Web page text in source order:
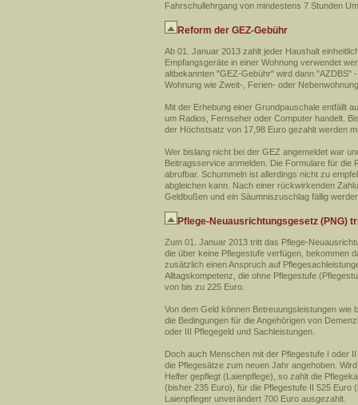
Fahrschullehrgang von mindestens 7 Stunden
Reform der GEZ-Gebühr
Ab 01. Januar 2013 zahlt jeder Haushalt
Empfangsgeräte in einer Wohnung verwendet
altbekannten "GEZ-Gebühr" wird dann
Wohnung wie Zweit-, Ferien- oder
Mit der Erhebung einer Grundpauschale entfällt
um Radios, Fernseher oder Computer handelt.
der Höchstsatz von 17,98 Euro gezahlt werden
Wer bislang nicht bei der GEZ angemeldet war
Beitragsservice anmelden. Die Formulare für die
abrufbar. Schummeln ist allerdings nicht zu
abgleichen kann. Nach einer rückwirkenden
Geldbußen und ein Säumniszuschlag fällig
Pflege-Neuausrichtungsgesetz (PNG)
Zum 01. Januar 2013 tritt das Pflege-
die über keine Pflegestufe verfügen, bekommen
zusätzlich einen Anspruch auf
Alltagskompetenz, die ohne Pflegestufe
von bis zu 225 Euro.
Von dem Geld können Betreuungsleistungen wie
die Bedingungen für die Angehörigen von
oder III Pflegegeld und Sachleistungen.
Doch auch Menschen mit der Pflegestufe I oder
die Pflegesätze zum neuen Jahr angehoben.
Helfer gepflegt (Laienpflege), so zahlt die
(bisher 235 Euro), für die Pflegestufe II 525 Euro
Laienpfleger unverändert 700 Euro ausgezahlt.